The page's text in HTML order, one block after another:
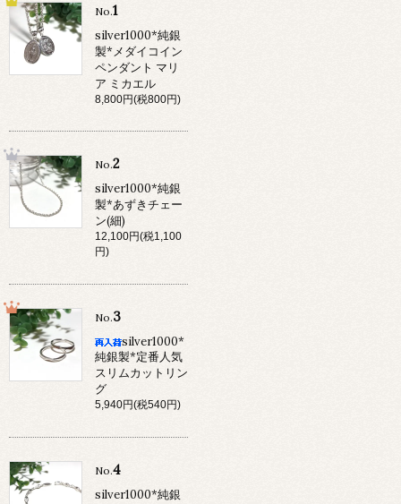
No.1
silver1000*純銀
製*メダイコイン
ペンダント マリ
ア ミカエル
8,800円(税800円)
No.2
silver1000*純銀
製*あずきチェー
ン(細)
12,100円(税1,100
円)
No.3
silver1000*
純銀製*定番人気
スリムカットリン
グ
5,940円(税540円)
No.4
silver1000*純銀